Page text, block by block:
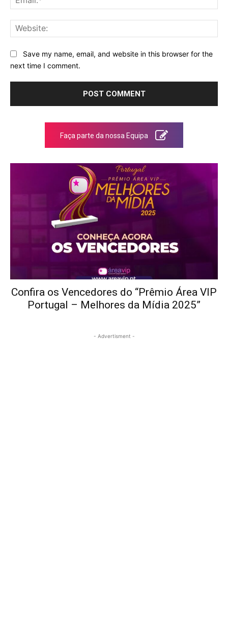
Save my name, email, and website in this browser for the
next time I comment.
Faça parte da nossa Equipa
Confira os Vencedores do “Prêmio Área VIP
Portugal – Melhores da Mídia 2025”
- Advertisment -